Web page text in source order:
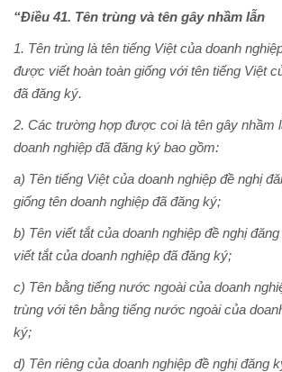
“Điều 41. Tên trùng và tên gây nhầm lẫn
1. Tên trùng là tên tiếng Việt của doanh
được viết hoàn toàn giống với tên tiếng Việt
đã đăng ký.
2. Các trường hợp được coi là tên gây nhầm
doanh nghiệp đã đăng ký bao gồm:
a) Tên tiếng Việt của doanh nghiệp đề nghị
giống tên doanh nghiệp đã đăng ký;
b) Tên viết tắt của doanh nghiệp đề nghị
viết tắt của doanh nghiệp đã đăng ký;
c) Tên bằng tiếng nước ngoài của doanh
trùng với tên bằng tiếng nước ngoài của
ký;
d) Tên riêng của doanh nghiệp đề nghị đăng